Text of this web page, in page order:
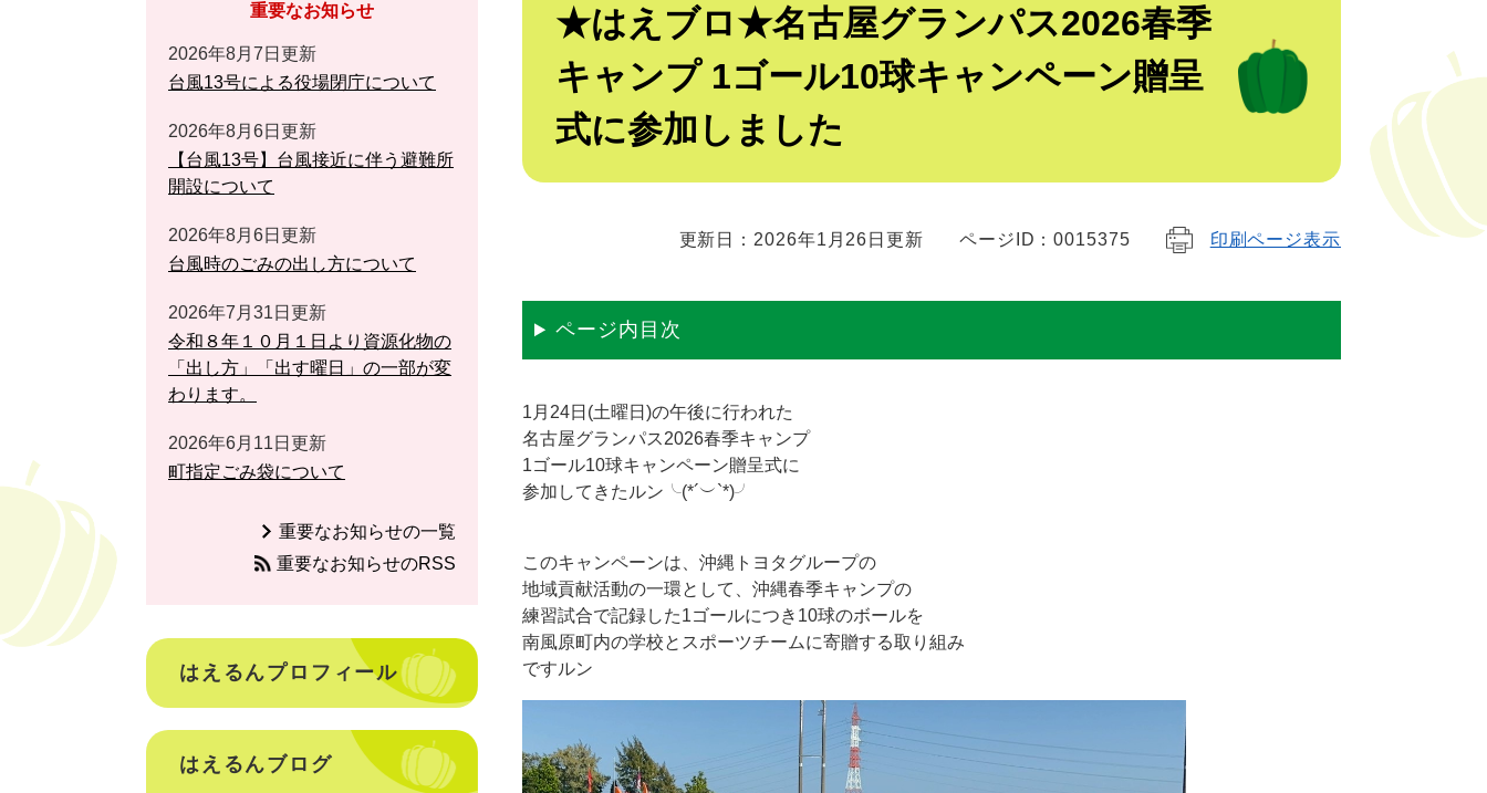
★はえブロ★名古屋グランパス2026春季
キャンプ 1ゴール10球キャンペーン贈呈
式に参加しました
更新日：2026年1月26日更新 ページID：0015375 印刷ページ表示
ページ内目次
1月24日(土曜日)の午後に行われた
名古屋グランパス2026春季キャンプ
1ゴール10球キャンペーン贈呈式に
参加してきたルン╰(*´︶`*)╯
このキャンペーンは、沖縄トヨタグループの
地域貢献活動の一環として、沖縄春季キャンプの
練習試合で記録した1ゴールにつき10球のボールを
南風原町内の学校とスポーツチームに寄贈する取り組み
ですルン
重要なお知らせ
2026年8月7日更新
台風13号による役場閉庁について
2026年8月6日更新
【台風13号】台風接近に伴う避難所
開設について
2026年8月6日更新
台風時のごみの出し方について
2026年7月31日更新
令和８年１０月１日より資源化物の
「出し方」「出す曜日」の一部が変
わります。
2026年6月11日更新
町指定ごみ袋について
重要なお知らせの一覧
重要なお知らせのRSS
はえるんプロフィール
はえるんブログ